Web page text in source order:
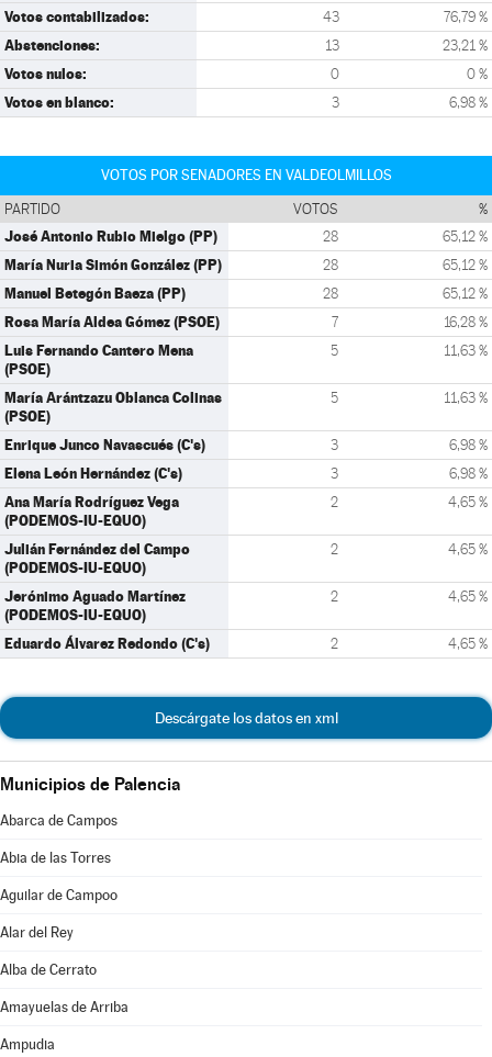
Votos contabilizados: 43 76,79 %
Abstenciones: 13 23,21 %
Votos nulos: 0 0 %
Votos en blanco: 3 6,98 %
VOTOS POR SENADORES EN VALDEOLMILLOS
PARTIDO VOTOS %
José Antonio Rubio Mielgo (PP) 28 65,12 %
María Nuria Simón González (PP) 28 65,12 %
Manuel Betegón Baeza (PP) 28 65,12 %
Rosa María Aldea Gómez (PSOE) 7 16,28 %
Luis Fernando Cantero Mena
(PSOE)
5 11,63 %
María Arántzazu Oblanca Colinas
(PSOE)
5 11,63 %
Enrique Junco Navascués (C's) 3 6,98 %
Elena León Hernández (C's) 3 6,98 %
Ana María Rodríguez Vega
(PODEMOS-IU-EQUO)
2 4,65 %
Julián Fernández del Campo
(PODEMOS-IU-EQUO)
2 4,65 %
Jerónimo Aguado Martínez
(PODEMOS-IU-EQUO)
2 4,65 %
Eduardo Álvarez Redondo (C's) 2 4,65 %
Descárgate los datos en xml
Municipios de Palencia
Abarca de Campos
Abia de las Torres
Aguilar de Campoo
Alar del Rey
Alba de Cerrato
Amayuelas de Arriba
Ampudia